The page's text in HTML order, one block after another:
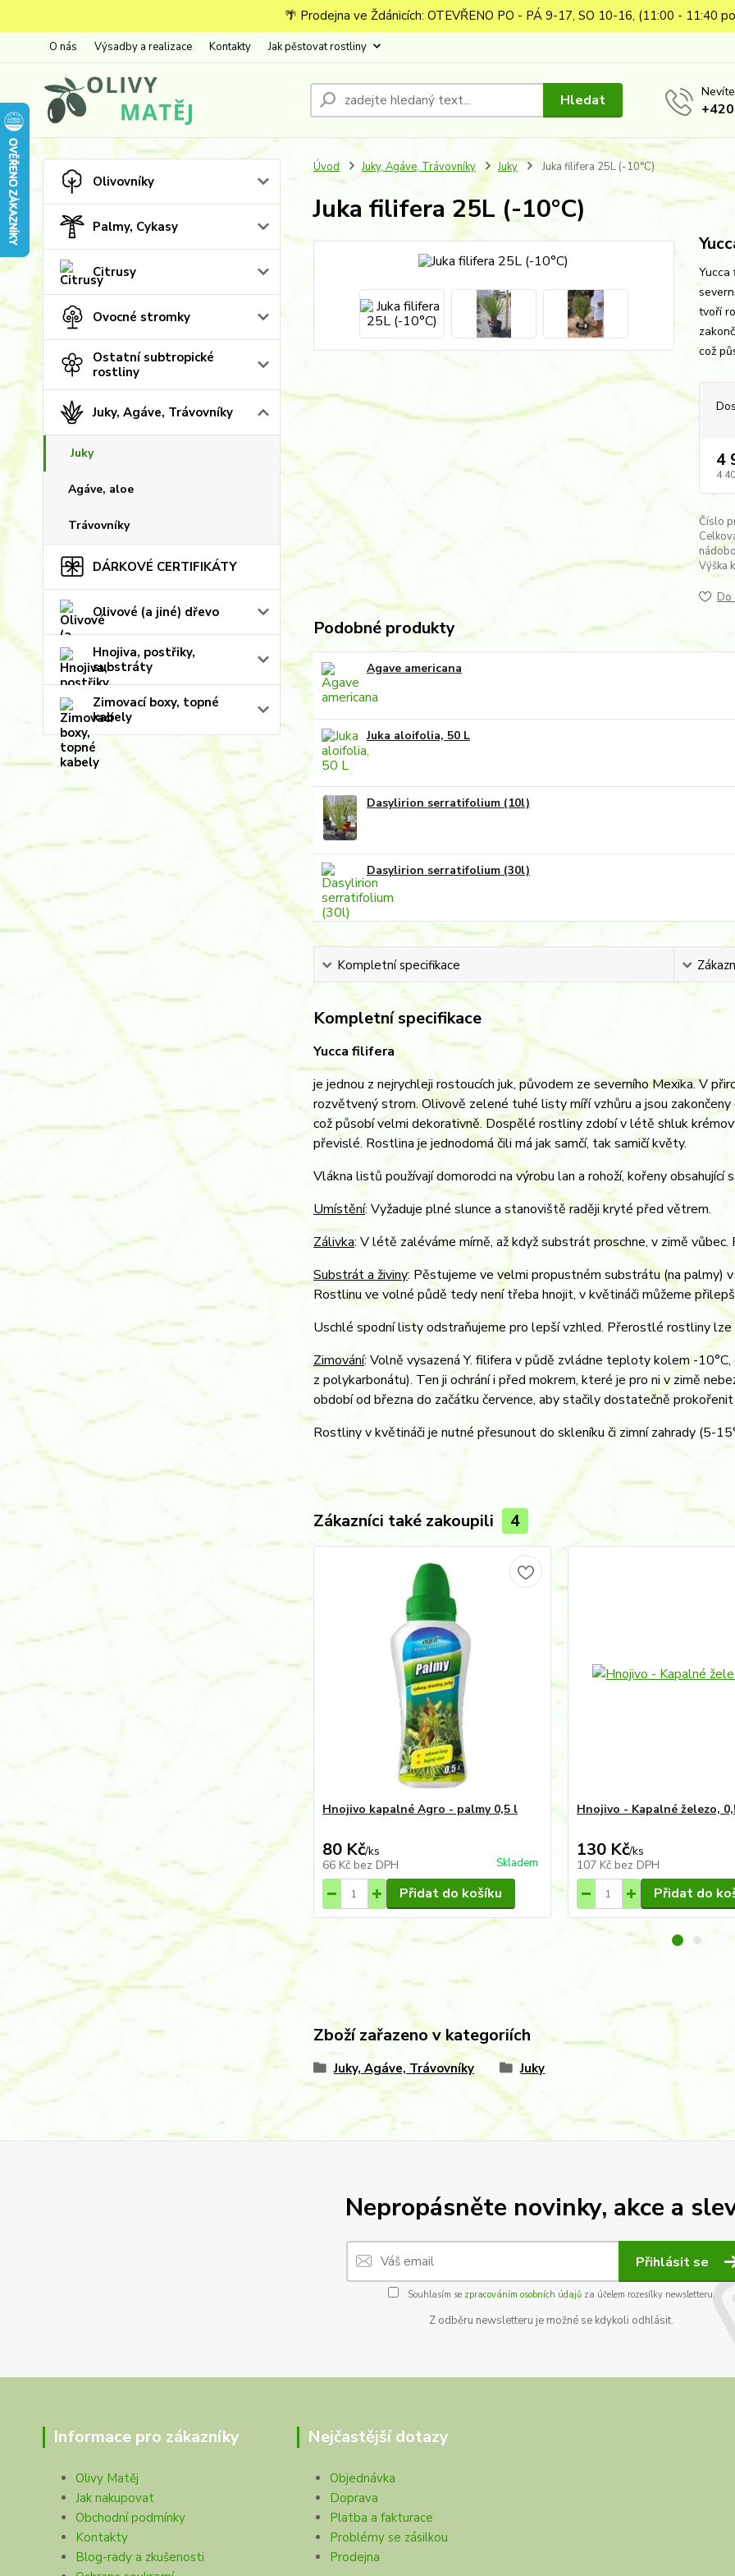
🌴 Prodejna ve Ždánicích: OTEVŘENO PO - PÁ 9-17, SO 10-16, (11:00 - 11:40
O nás Výsadby a realizace Kontakty Jak pěstovat rostliny
Hledat
Olivovníky
Palmy, Cykasy
Citrusy
Ovocné stromky
Ostatní subtropické
rostliny
Juky, Agáve, Trávovníky
Juky
Agáve, aloe
Trávovníky
DÁRKOVÉ CERTIFIKÁTY
Olivové (a jiné) dřevo
Hnojiva, postřiky,
substráty
Zimovací boxy, topné
kabely
Úvod Juky, Agáve, Trávovníky Juky Juka filifera 25L (-10°C)
Juka filifera 25L (-10°C)
Yucca
tvoří
což
4
4
Číslo
Výška
Do
Podobné produkty
Agave americana
Juka aloifolia, 50 L
Dasylirion serratifolium (10l)
Dasylirion serratifolium (30l)
Kompletní specifikace
Kompletní specifikace
Yucca filifera
je jednou z nejrychleji rostoucích juk, původem ze severního Mexika. V
rozvětvený strom. Olivově zelené tuhé listy míří vzhůru a jsou
což působí velmi dekorativně. Dospělé rostliny zdobí v létě shluk
převislé. Rostlina je jednodomá čili má jak samčí, tak samičí květy.
Vlákna listů používají domorodci na výrobu lan a rohoží, kořeny obsahující
Umístění: Vyžaduje plné slunce a stanoviště raději kryté před větrem.
Zálivka: V létě zaléváme mírně, až když substrát proschne, v zimě
Substrát a živiny: Pěstujeme ve velmi propustném substrátu (na palmy) v
Rostlinu ve volné půdě tedy není třeba hnojit, v květináči můžeme
Uschlé spodní listy odstraňujeme pro lepší vzhled. Přerostlé rostliny lze
Zimování: Volně vysazená Y. filifera v půdě zvládne teploty kolem -
z polykarbonátu). Ten ji ochrání i před mokrem, které je pro ni v zimě
období od března do začátku července, aby stačily dostatečně
Rostliny v květináči je nutné přesunout do skleníku či zimní zahrady (5-
Zákazníci také zakoupili 4
Hnojivo kapalné Agro - palmy 0,5 l
80 Kč/ks
66 Kč bez DPH Skladem
Přidat do košíku
Hnojivo - Kapalné železo,
130 Kč/ks
107 Kč bez DPH
Přidat do
Zboží zařazeno v kategoriích
Juky, Agáve, Trávovníky Juky
Nepropásněte novinky, akce a
Přihlásit se
Souhlasím se zpracováním osobních údajůza účelem rozesílky newsletteru.
Z odběru newsletteru je možné se kdykoli odhlásit.
Informace pro zákazníky
Olivy Matěj
Jak nakupovat
Obchodní podmínky
Kontakty
Blog-rady a zkušenosti
Nejčastější dotazy
Objednávka
Doprava
Platba a fakturace
Problémy se zásilkou
Prodejna